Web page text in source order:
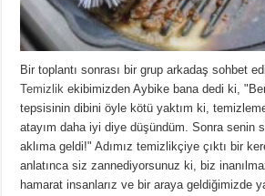
Bir toplantı sonrası bir grup arkadaş sohbet
Temizlik ekibimizden Aybike bana dedi ki,
tepsisinin dibini öyle kötü yaktım ki,
atayım daha iyi diye düşündüm. Sonra senin
aklıma geldi!" Adımız temizlikçiye çıktı bir
anlatınca siz zannediyorsunuz ki, biz
hamarat insanlarız ve bir araya geldiğimizde